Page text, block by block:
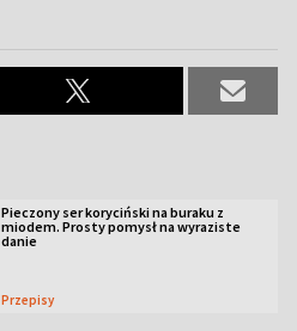
Pieczony ser koryciński na buraku z
miodem. Prosty pomysł na wyraziste
danie
Przepisy